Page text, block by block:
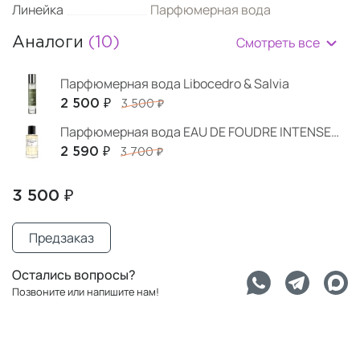
Линейка
Парфюмерная вода
Аналоги (10) Смотреть все
Парфюмерная вода Libocedro & Salvia
2 500 ₽ 3 500 ₽
Парфюмерная вода EAU DE FOUDRE INTENSE телесно-пудровый аромат 10 мл
2 590 ₽ 3 700 ₽
3 500 ₽
Предзаказ
Остались вопросы?
Позвоните или напишите нам!